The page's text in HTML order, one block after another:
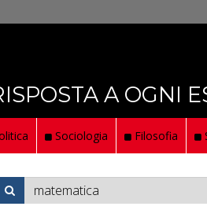
A OGNI
Sociologia Filosofia